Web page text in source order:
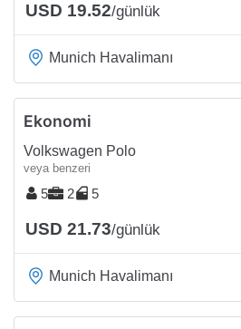
USD 19.52/günlük
Munich Havalimanı
Ekonomi
Volkswagen Polo
veya benzeri
5 2 5
USD 21.73/günlük
Munich Havalimanı